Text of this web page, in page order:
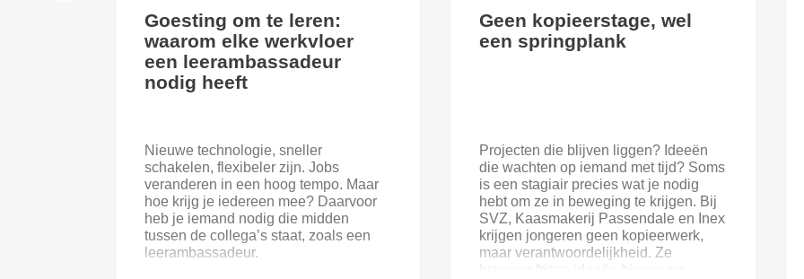
Goesting om te leren:
waarom elke werkvloer
een leerambassadeur
nodig heeft
Nieuwe technologie, sneller
schakelen, flexibeler zijn. Jobs
veranderen in een hoog tempo. Maar
hoe krijg je iedereen mee? Daarvoor
heb je iemand nodig die midden
tussen de collega’s staat, zoals een
leerambassadeur.
Geen kopieerstage, wel
een springplank
Projecten die blijven liggen? Ideeën
die wachten op iemand met tijd? Soms
is een stagiair precies wat je nodig
hebt om ze in beweging te krijgen. Bij
SVZ, Kaasmakerij Passendale en Inex
krijgen jongeren geen kopieerwerk,
maar verantwoordelijkheid. Ze
brengen frisse ideeën binnen en